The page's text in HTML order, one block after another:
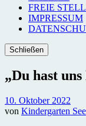
FREIE
IMPRESSUM
Schließen
„Du hast
10. Oktober 2022
von Kindergarten